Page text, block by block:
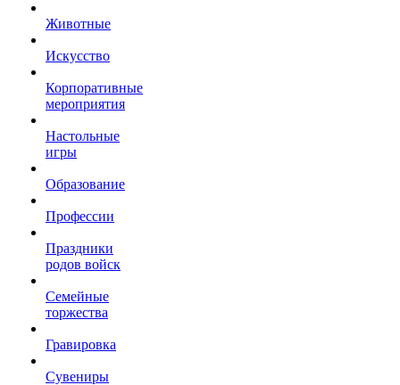
Животные
Искусство
Корпоративные
мероприятия
Настольные
игры
Образование
Профессии
Праздники
родов войск
Семейные
торжества
Гравировка
Сувениры